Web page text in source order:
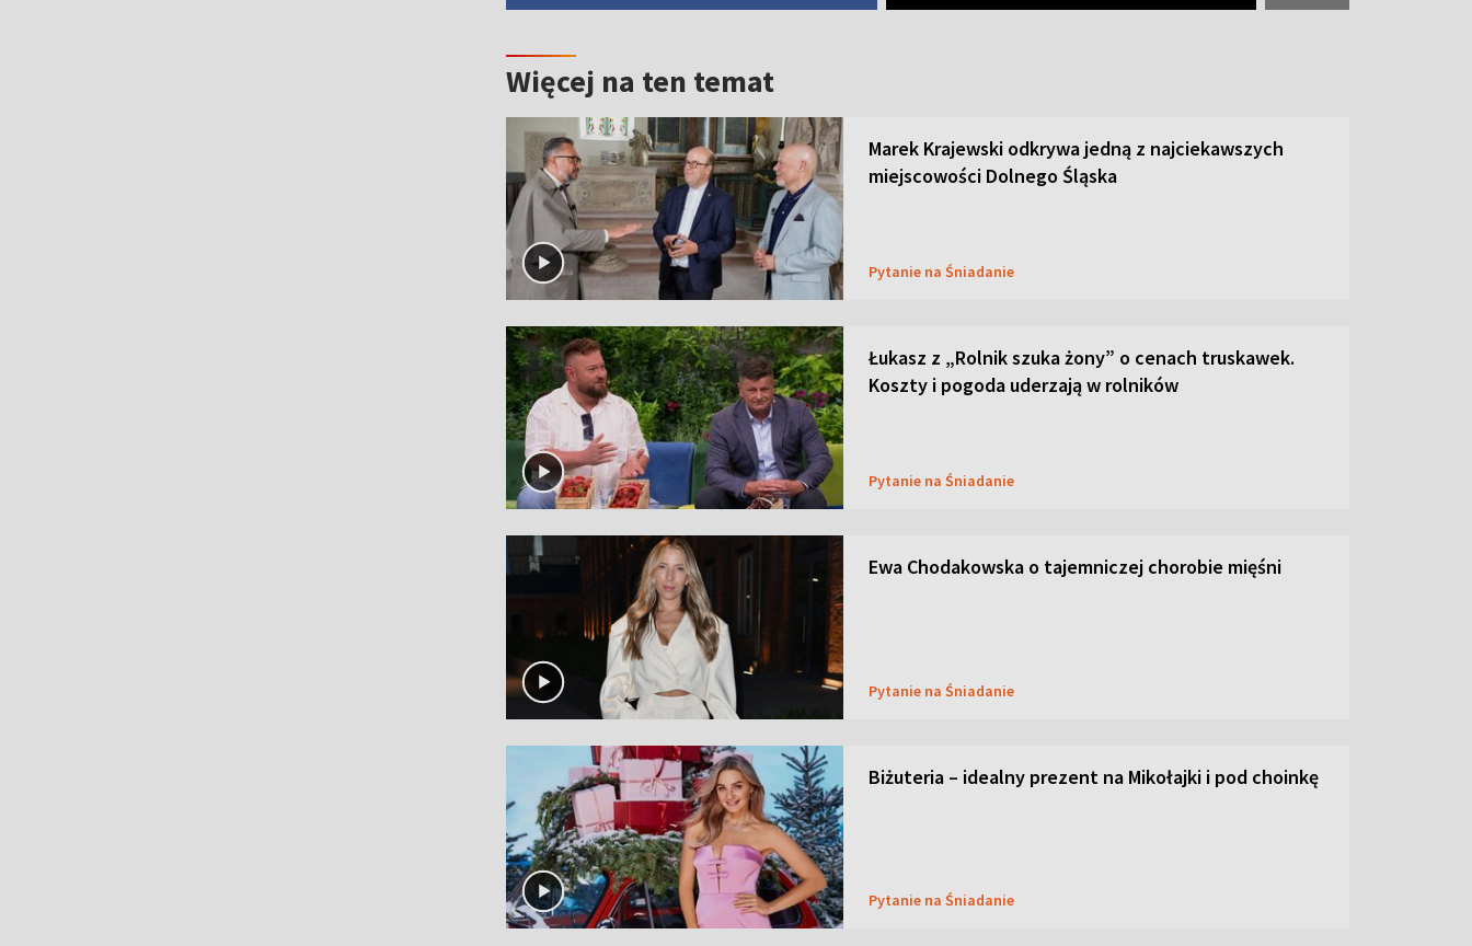
Więcej na ten temat
Marek Krajewski odkrywa jedną z najciekawszych
miejscowości Dolnego Śląska
Pytanie na Śniadanie
Łukasz z „Rolnik szuka żony” o cenach truskawek.
Koszty i pogoda uderzają w rolników
Pytanie na Śniadanie
Ewa Chodakowska o tajemniczej chorobie mięśni
Pytanie na Śniadanie
Biżuteria – idealny prezent na Mikołajki i pod choinkę
Pytanie na Śniadanie